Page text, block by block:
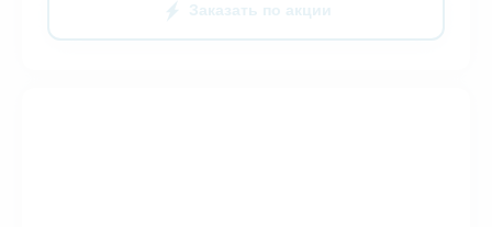
Заказать по акции